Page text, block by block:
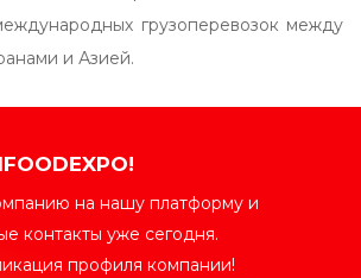
грузоперевозок между
и Азией.
на нашу платформу и
контакты уже сегодня.
профиля компании!